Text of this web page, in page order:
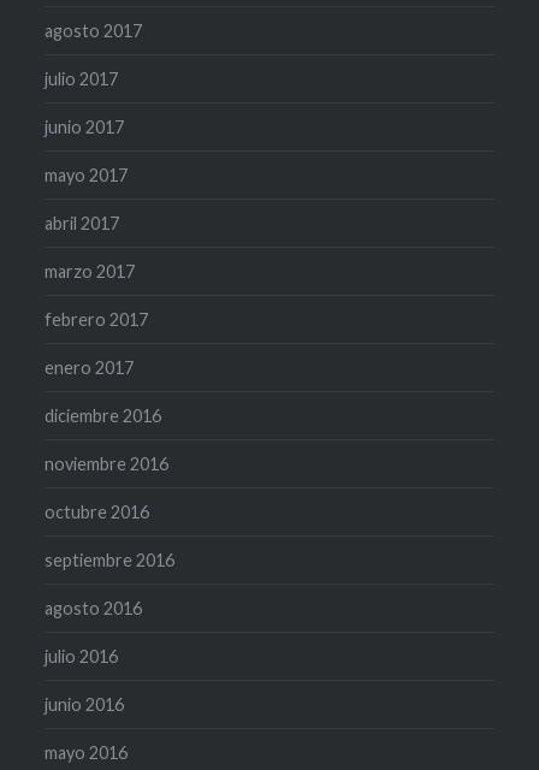
agosto 2017
julio 2017
junio 2017
mayo 2017
abril 2017
marzo 2017
febrero 2017
enero 2017
diciembre 2016
noviembre 2016
octubre 2016
septiembre 2016
agosto 2016
julio 2016
junio 2016
mayo 2016